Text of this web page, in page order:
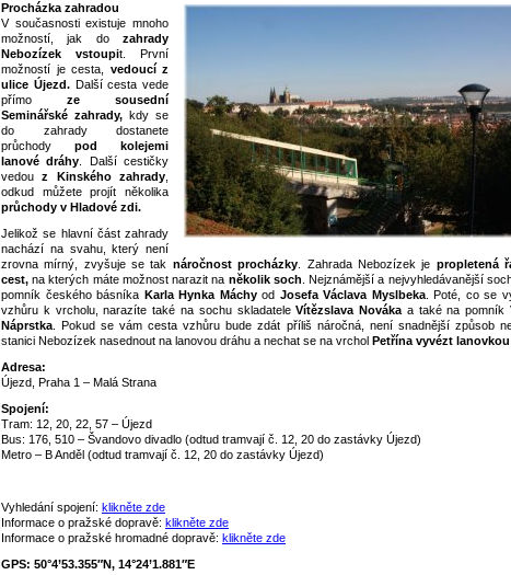
Procházka zahradou
V současnosti existuje mnoho
možností, jak do zahrady
Nebozízek vstoupit. První
možností je cesta, vedoucí z
ulice Újezd.Další cesta vede
přímo ze sousední
Seminářské zahrady, kdy se
do zahrady dostanete
průchody pod kolejemi
lanové dráhy . Další cestičky
vedouz Kinského zahrady
odkud můžete projít několika
průchody v Hladové zdi.
Jelikož se hlavní část zahrady
nachází na svahu, který není
zrovna mírný, zvyšuje se tak náročnost procházky . Zahrada Nebozízek je propletená
cest, na kterých máte možnost narazit na několik soch . Nejznámější a nejvyhledávanější
pomník českého básníka Karla Hynka Máchyod Josefa Václava Myslbeka. Poté, co se
vzhůru k vrcholu, narazíte také na sochu skladateleVítězslava Nováka a také na pomník
Náprstka . Pokud se vám cesta vzhůru bude zdát příliš náročná, není snadnější způsob
stanici Nebozízek nasednout na lanovou dráhu a nechat se na vrchol Petřína vyvézt lanovkou
Adresa:
Újezd, Praha 1 – Malá Strana
Spojení:
Tram: 12, 20, 22, 57 – Újezd
Bus: 176, 510 – Švandovo divadlo (odtud tramvají č. 12, 20 do zastávky Újezd)
Metro – B Anděl (odtud tramvají č. 12, 20 do zastávky Újezd)
Vyhledání spojení: klikněte zde
Informace o pražské dopravě: klikněte zde
Informace o pražské hromadné dopravě: klikněte zde
GPS: 50°4’53.355″N, 14°24’1.881″E